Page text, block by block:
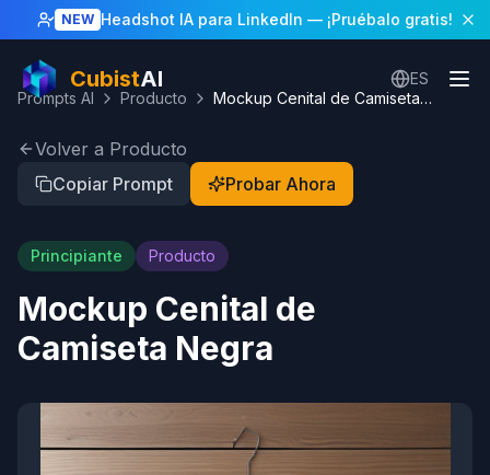
NEW Headshot IA para LinkedIn — ¡Pruébalo gratis!
CubistAI
ES
Prompts AI
Producto Mockup Cenital de Camiseta Negra
Volver a Producto
Copiar Prompt
Probar Ahora
Principiante Producto
Mockup Cenital de
Camiseta Negra